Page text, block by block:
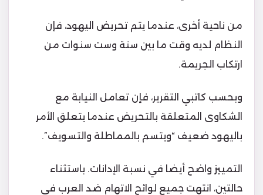
من ناحية أخرى، عندما يتم تحريض اليهود، فإن
النظام لديه وقت ما بين سنة وست سنوات من
ارتكاب الجريمة.
وبحسب كاتبي التقرير، فإن تعامل النيابة مع
الشكاوى المتعلقة بالتحريض عندما يتعلق الأمر
باليهود ضعيف “ويتسم بالمماطلة والتسويف”.
التمييز واضح أيضا في نسبة الإدانات. باستثناء
حالتين، انتهت جميع لوائح الاتهام ضد العرب في